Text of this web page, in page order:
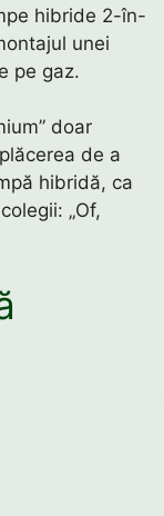
hibride 2-în-
unei
pe gaz.
doar
de a
hibridă, ca
„Of,